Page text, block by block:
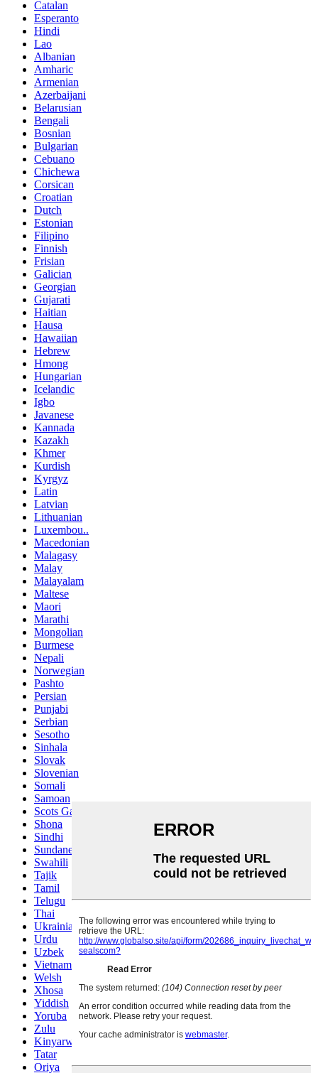
Catalan
Esperanto
Hindi
Lao
Albanian
Amharic
Armenian
Azerbaijani
Belarusian
Bengali
Bosnian
Bulgarian
Cebuano
Chichewa
Corsican
Croatian
Dutch
Estonian
Filipino
Finnish
Frisian
Galician
Georgian
Gujarati
Haitian
Hausa
Hawaiian
Hebrew
Hmong
Hungarian
Icelandic
Igbo
Javanese
Kannada
Kazakh
Khmer
Kurdish
Kyrgyz
Latin
Latvian
Lithuanian
Luxembou..
Macedonian
Malagasy
Malay
Malayalam
Maltese
Maori
Marathi
Mongolian
Burmese
Nepali
Norwegian
Pashto
Persian
Punjabi
Serbian
Sesotho
Sinhala
Slovak
Slovenian
Somali
Samoan
Scots Gaelic
Shona
Sindhi
Sundanese
Swahili
Tajik
Tamil
Telugu
Thai
Ukrainian
Urdu
Uzbek
Vietnamese
Welsh
Xhosa
Yiddish
Yoruba
Zulu
Kinyarwanda
Tatar
Oriya